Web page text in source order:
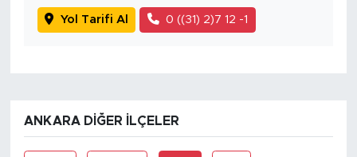
Yol Tarifi Al 0 ((31) 2)7 12 -1
ANKARA DIĞER İLÇELER